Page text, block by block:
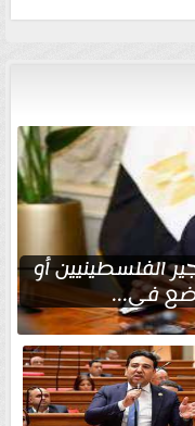
الفلسطينيين أو
في...